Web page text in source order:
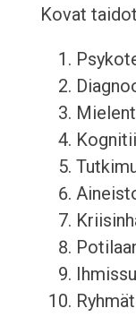
Kovat